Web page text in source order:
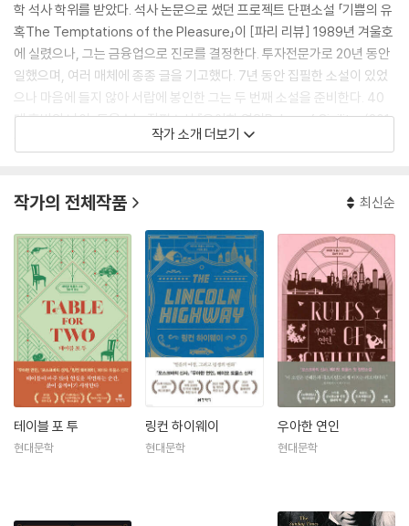
학 석사 학위를 받았다. 석사 논문으로 썼던 프로젝트 단편소설 「기쁨의 유
혹The Temptations of the Pleasure」이 [파리 리뷰] 1989년 겨울호
에 실렸으나, 그는 금융업으로 진로를 결정한다. 투자전문가로 20년 동안
일했으며, 여러 매체에 종종 글을 기고했다. 7년 동안 집필한 소설이 있었
으나 마음에 들지 않아 서랍에 봉인한 그는 두 번째 소설을 준비한다. 40
대 후반의 나이, 토울스는 장편소설 『우아한 연인Rules of Civility』(201
1)으로 베스트셀러 작가가 되었다. 1930년대 미국 대공황 시기의 뉴욕을
이후 전업 작가의 길을 걷는다.
토울스는 20세기 전반부 상황을 주된 문학적 배경으로 삼는다. 정교한 시
대 묘사를 통해 당시 사회의 역사적 배경과 문화를 독자와 함께 향유하고,
친근한 인물들을 통해 허구의 이야기에 현실성을 부여한다. 토울스의 두
번째 장편소설 『모스크바의 신사』는 20세기 초 볼셰비키 혁명 이후 소비
에트 러시아를 배경으로 하고 있다. 미국 독자들에게 비교적 낯선 러시아
역사와 작품, 인명과 지명이 등장함에도 이국적 신비와 과거의 향수를 동
시에 이끌어냈다는 호평을 받으며 전작을 훨씬 뛰어넘는 대중적 성공을 이
루었다.
특수한 상황하의 인간 조건을 살피는 데 탁월한 토울스는 세 번째 장편소
느 열흘을 섬세하게 더듬어간다. 시대에 대한 깊은 이해와 사람을 향한 굳
작가 소개 더보기
작가의 전체작품 최신순
테이블 포 투
현대문학
링컨 하이웨이
현대문학
우아한 연인
현대문학